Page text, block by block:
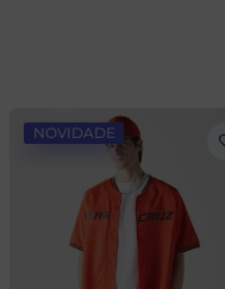
NOVIDADE